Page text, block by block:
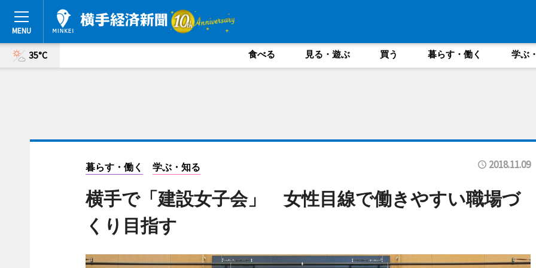
35°C 食べる 見る・遊ぶ 買う 暮らす・働く 学ぶ
暮らす・働く 学ぶ・知る 2018.11.09
横手で「建設女子会」 女性目線で働きやすい職場づ
くり目指す